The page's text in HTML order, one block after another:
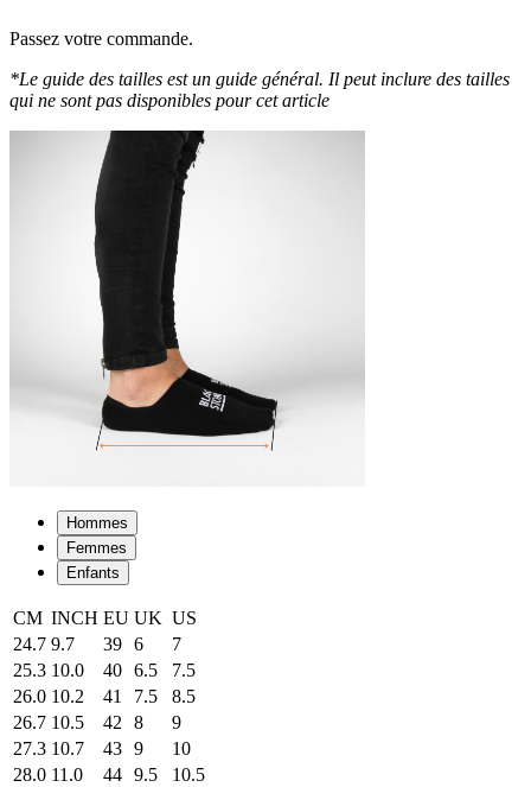
Passez votre commande.
*Le guide des tailles est un guide général. Il peut inclure des tailles
qui ne sont pas disponibles pour cet article
Hommes
Femmes
Enfants
CM INCH EU UK US
24.7 9.7 39 6
7
25.3 10.0 40 6.5
7.5
26.0 10.2 41 7.5
8.5
26.7 10.5 42 8
9
27.3 10.7 43 9
10
28.0 11.0 44 9.5
10.5